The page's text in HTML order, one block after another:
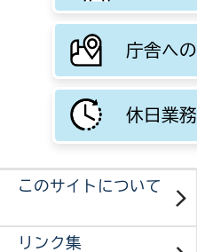
庁舎へ
休日業
このサイトについて
リンク集